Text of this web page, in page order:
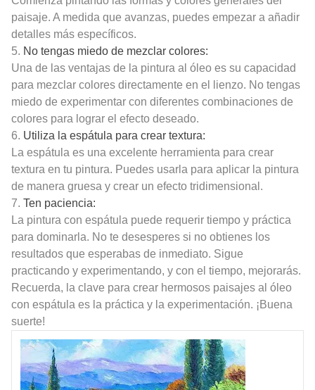
paisaje. A medida que avanzas, puedes empezar a añadir
detalles más específicos.
5. No tengas miedo de mezclar colores:
Una de las ventajas de la pintura al óleo es su capacidad
para mezclar colores directamente en el lienzo. No tengas
miedo de experimentar con diferentes combinaciones de
colores para lograr el efecto deseado.
6. Utiliza la espátula para crear textura:
La espátula es una excelente herramienta para crear
textura en tu pintura. Puedes usarla para aplicar la pintura
de manera gruesa y crear un efecto tridimensional.
7. Ten paciencia:
La pintura con espátula puede requerir tiempo y práctica
para dominarla. No te desesperes si no obtienes los
resultados que esperabas de inmediato. Sigue
practicando y experimentando, y con el tiempo, mejorarás.
Recuerda, la clave para crear hermosos paisajes al óleo
con espátula es la práctica y la experimentación. ¡Buena
suerte!